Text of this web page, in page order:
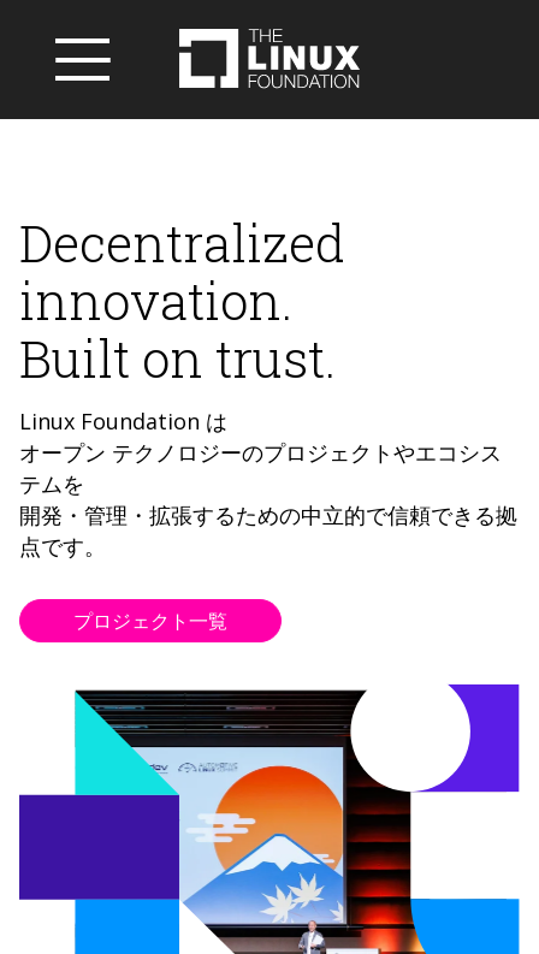
Decentralized
innovation.
Built on trust.
Linux Foundation は
オープン テクノロジーのプロジェクトやエコシス
テムを
開発・管理・拡張するための中立的で信頼できる拠
点です。
プロジェクト一覧